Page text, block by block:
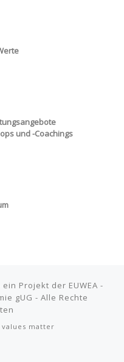
und -Coachings
ein Projekt der EUWEA -
gUG - Alle Rechte
values matter